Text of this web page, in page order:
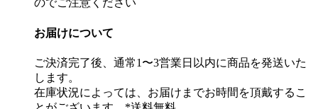
のでご注意ください
お届けについて
ご決済完了後、通常1〜3営業日以内に商品を発送いた
します。
在庫状況によっては、お届けまでお時間を頂戴するこ